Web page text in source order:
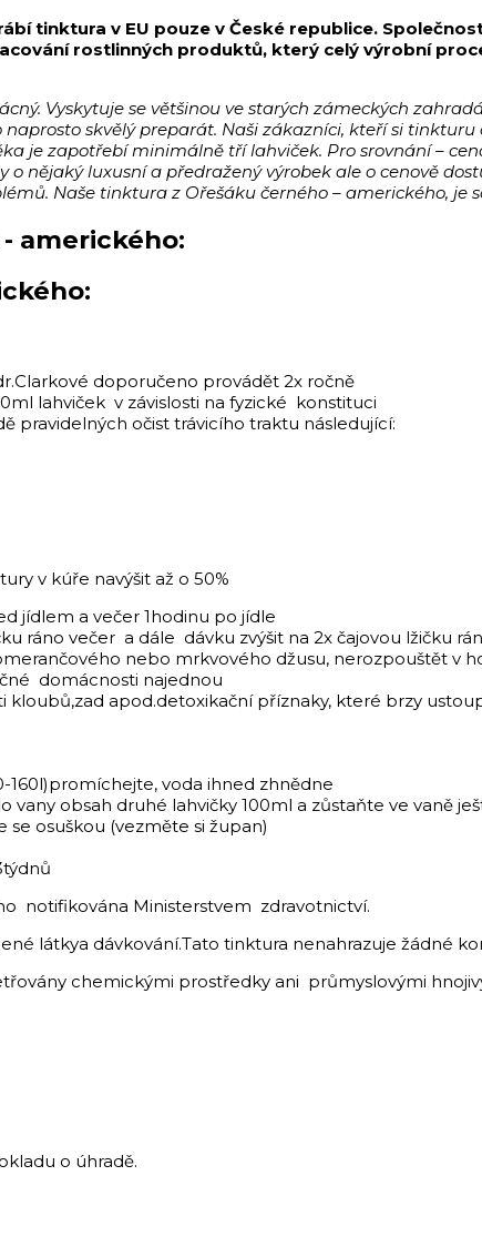
tinktura v EU pouze v České republice.
rostlinných produktů, který celý výrobní
Vyskytuje se většinou ve starých zámeckých
skvělý preparát. Naši zákazníci, kteří si
je zapotřebí minimálně tří lahviček. Pro srovnání –
o nějaký luxusní a předražený výrobek ale o cenově
Naše tinktura z Ořešáku černého – amerického, je
amerického:
doporučeno provádět 2x ročně
lahviček v závislosti na fyzické konstituci
pravidelných očist trávicího traktu následující:
v kúře navýšit až o 50%
jídlem a večer 1hodinu po jídle
ráno večer a dále dávku zvýšit na 2x čajovou lžičku
nebo mrkvového džusu, nerozpouštět v
domácnosti najednou
apod.detoxikační příznaky, které brzy
160l)promíchejte, voda ihned zhnědne
obsah druhé lahvičky 100ml a zůstaňte ve vaně
osuškou (vezměte si župan)
notifikována Ministerstvem zdravotnictví.
látkya dávkování.Tato tinktura nenahrazuje žádné
chemickými prostředky ani průmyslovými
o úhradě.